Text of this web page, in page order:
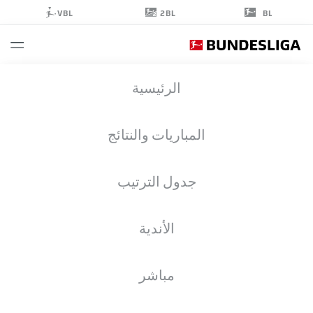
BL
2BL
VBL
الرئيسية
المباريات والنتائج
جدول الترتيب
الأندية
مباشر